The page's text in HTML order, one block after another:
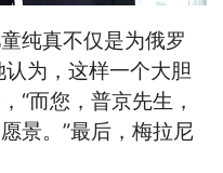
纯真不仅是为俄罗
为，这样一个大胆
“而您，普京先生，
景。”最后，梅拉尼